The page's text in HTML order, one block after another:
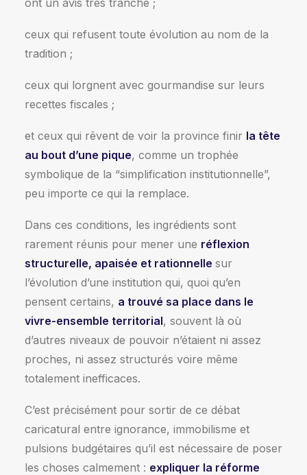
ont un avis très tranché ;
ceux qui refusent toute évolution au nom de la
tradition ;
ceux qui lorgnent avec gourmandise sur leurs
recettes fiscales ;
et ceux qui rêvent de voir la province finir la tête
au bout d’une pique, comme un trophée
symbolique de la “simplification institutionnelle”,
peu importe ce qui la remplace.
Dans ces conditions, les ingrédients sont
rarement réunis pour mener une réflexion
structurelle, apaisée et rationnelle sur
l’évolution d’une institution qui, quoi qu’en
pensent certains, a trouvé sa place dans le
vivre-ensemble territorial, souvent là où
d’autres niveaux de pouvoir n’étaient ni assez
proches, ni assez structurés voire même
totalement inefficaces.
C’est précisément pour sortir de ce débat
caricatural entre ignorance, immobilisme et
pulsions budgétaires qu’il est nécessaire de poser
les choses calmement : expliquer la réforme